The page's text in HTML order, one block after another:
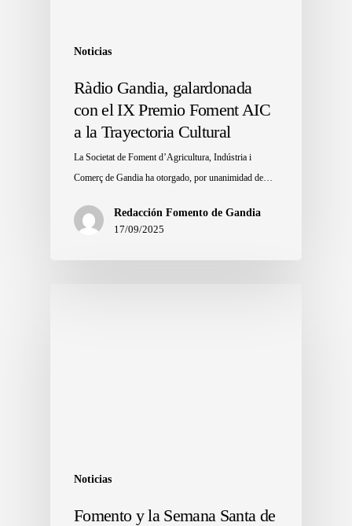
Noticias
Ràdio Gandia, galardonada
con el IX Premio Foment AIC
a la Trayectoria Cultural
La Societat de Foment d’Agricultura, Indústria i
Comerç de Gandia ha otorgado, por unanimidad de…
Redacción Fomento de Gandia
17/09/2025
Noticias
Fomento y la Semana Santa de